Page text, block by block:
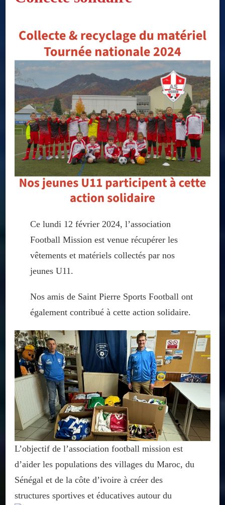
Ce lundi 12 février 2024, l’association
Football Mission est venue récupérer les
vêtements et matériels collectés par nos
jeunes U11.
Nos amis de Saint Pierre Sports Football ont
également contribué à cette action solidaire.
L’objectif de l’association football mission est
d’aider les populations des villages du Maroc, du
Sénégal et de la côte d’ivoire à créer des
structures sportives et éducatives autour du